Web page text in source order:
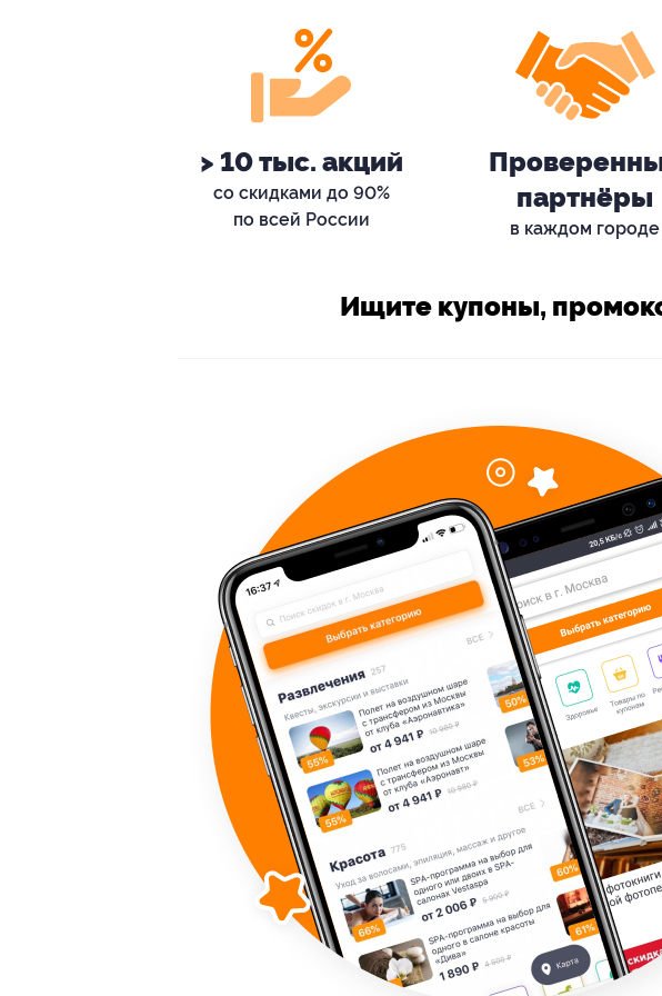
> 10 тыс. акций
со скидками до 90%
по всей России
партнёры
в каждом городе
Ищите купоны,